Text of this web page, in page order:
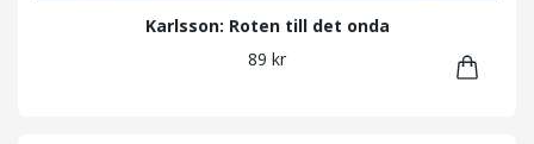
Karlsson: Roten till det onda
89 kr